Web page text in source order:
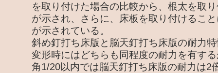
を取り付けた場合の比較から、根太を取
が示され、さらに、床板を取り付けるこ
が示されている。
斜め釘打ち床版と脳天釘打ち床版の耐力
変形時にはどちらも同程度の耐力を有す
角1/20以内では脳天釘打ち床版の耐力は2